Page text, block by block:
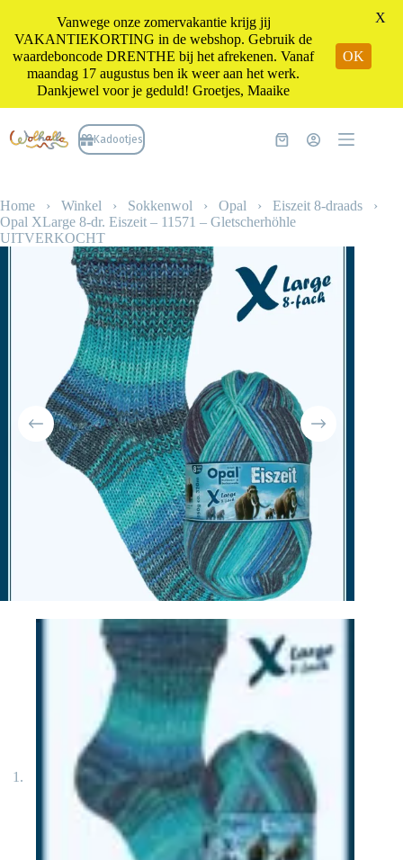
naar
de
Kadootjes Winkelwagen
Home › Winkel › Sokkenwol › Opal › Eiszeit 8-draads ›
Opal XLarge 8-dr. Eiszeit – 11571 – Gletscherhöhle
UITVERKOCHT
Vanwege onze zomervakantie krijg jij
VAKANTIEKORTING in de webshop. Gebruik de
waardeboncode DRENTHE bij het afrekenen. Vanaf
maandag 17 augustus ben ik weer aan het werk.
Dankjewel voor je geduld! Groetjes, Maaike
OK
X